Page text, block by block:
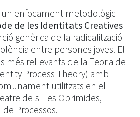
enfocament metodològic
de les Identitats Creatives
genèrica de la radicalització
entre persones joves. El
més rellevants de la Teoria del
Process Theory) amb
utilitzats en el
dels i les Oprimides,
Processos.